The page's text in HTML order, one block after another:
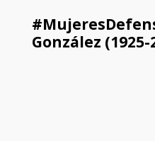
González (1925-